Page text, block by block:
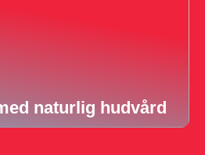
naturlig hudvård